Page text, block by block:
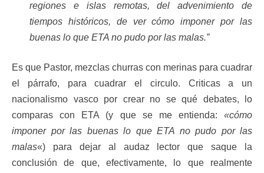
regiones e islas remotas, del advenimiento de
tiempos históricos, de ver cómo imponer por las
buenas lo que ETA no pudo por las malas.”
Es que Pastor, mezclas churras con merinas para cuadrar
el párrafo, para cuadrar el circulo. Criticas a un
nacionalismo vasco por crear no se qué debates, lo
comparas con ETA (y que se me entienda: «cómo
imponer por las buenas lo que ETA no pudo por las
malas«) para dejar al audaz lector que saque la
conclusión de que, efectivamente, lo que realmente